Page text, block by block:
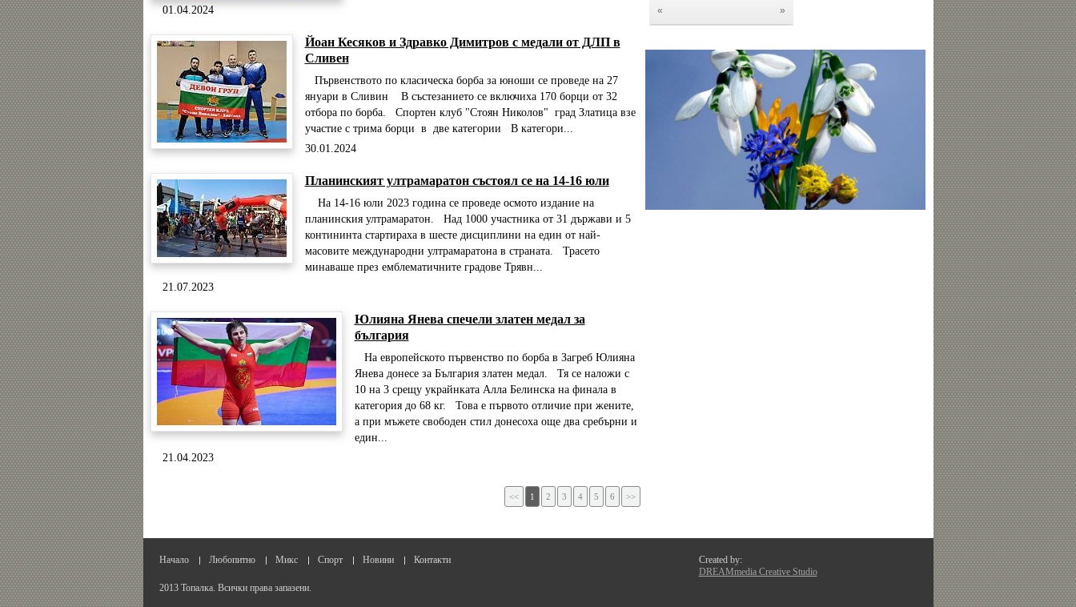
01.04.2024
Йоан Кесяков и Здравко Димитров с медали от ДЛП в
Сливен
Първенството по класическа борба за юноши се проведе на 27
януари в Сливин В състезанието се включиха 170 борци от 32
отбора по борба. Спортен клуб "Стоян Николов" град Златица взе
участие с трима борци в две категории В категори...
30.01.2024
Планинският ултрамаратон състоял се на 14-16 юли
На 14-16 юли 2023 година се проведе осмото издание на
планинския ултрамаратон. Над 1000 участника от 31 държави и 5
контининта стартираха в шесте дисциплини на един от най-
масовите международни ултрамаратона в страната. Трасето
минаваше през емблематичните градове Трявн...
21.07.2023
Юлияна Янева спечели златен медал за
българия
На европейското първенство по борба в Загреб Юлияна
Янева донесе за България златен медал. Тя се наложи с
10 на 3 срещу украйнката Алла Белинска на финала в
категория до 68 кг. Това е първото отличие при жените,
а при мъжете свободен стил донесоха още два сребърни и
един...
21.04.2023
<< 1 2 3 4 5 6 >>
Начало Любопитно Микс Спорт Новини Контакти
2013 Топалка. Всички права запазени.
Created by:
DREAMmedia Creative Studio